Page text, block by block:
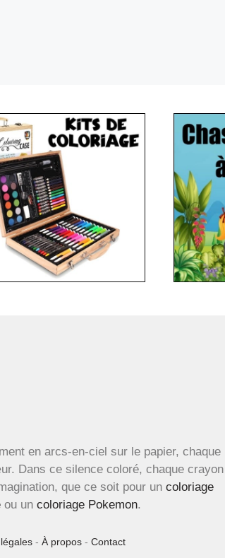
en arcs-en-ciel sur le papier, chaque
Dans ce silence coloré, chaque crayon
que ce soit pour un coloriage
ou un coloriage Pokemon.
- À propos - Contact